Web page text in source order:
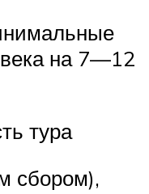
на 7—12
тура
сбором),